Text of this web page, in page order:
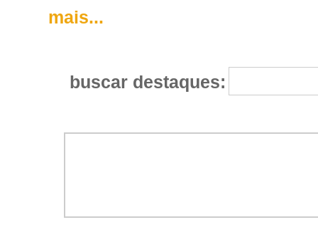
mais...
buscar destaques: